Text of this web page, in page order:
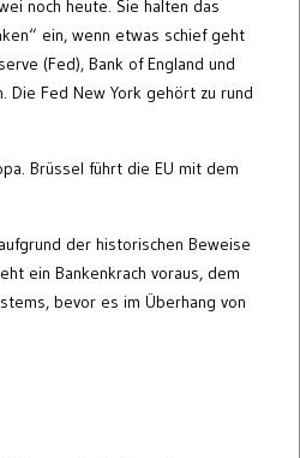
noch heute. Sie halten das
ein, wenn etwas schief geht
(Fed), Bank of England und
Die Fed New York gehört zu rund
Brüssel führt die EU mit dem
der historischen Beweise
ein Bankenkrach voraus, dem
bevor es im Überhang von